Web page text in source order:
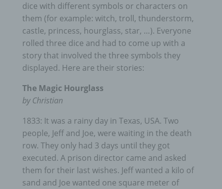
dice with different symbols or characters on
them (for example: witch, troll, thunderstorm,
castle, princess, hourglass, star, …). Everyone
rolled three dice and had to come up with a
story that involved the three symbols they
displayed. Here are their stories:
The Magic Hourglass
by Christian
1833: It was a rainy day in Texas, USA. Two
people, Jeff and Joe, were waiting in the death
row. They only had 3 days until they got
executed. A prison director came and asked
them for their last wishes. Jeff wanted a kilo of
sand and Joe wanted one square meter of